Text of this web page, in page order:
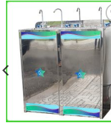
ADD TO
WISHLIST